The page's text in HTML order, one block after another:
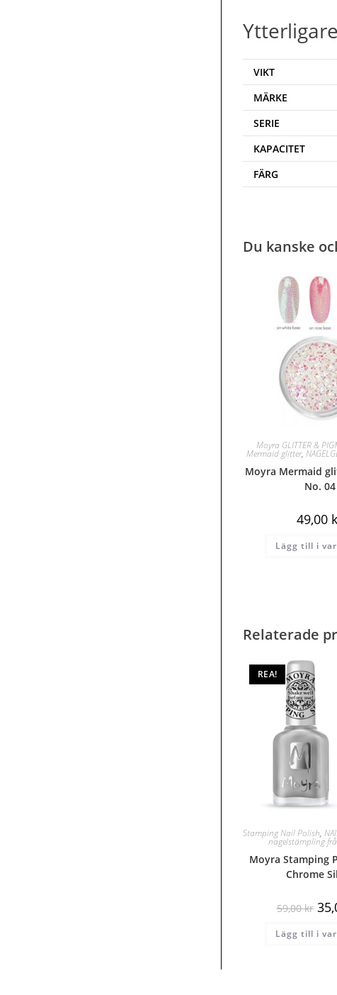
VIKT
MÄRKE
SERIE
KAPACITET
FÄRG
Du kanske
Moyra GLITTER &
Mermaid glitter,
Moyra Mermaid
No. 04
49,00
Lägg till i
Relaterade
REA!
Stamping Nail Polish,
nagelstämpling
Moyra Stamping
Chrome
59,00kr
Lägg till i